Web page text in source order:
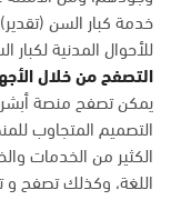
خدمة كبار السن
للأحوال المدنية
التصفح من خلال
يمكن تصفح منصة أبشر
التصميم المتجاوب
الكثير من الخدمات
اللغة، وكذلك تصفح و